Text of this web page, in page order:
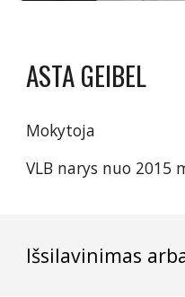
ASTA GEIBEL
Mokytoja
VLB narys nuo 2015
Išsilavinimas